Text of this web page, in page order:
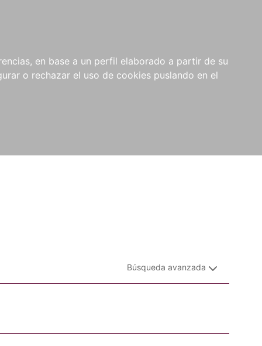
en base a un perfil elaborado a partir de su
o rechazar el uso de cookies puslando en el
NOVEDADES NOTICIAS
COMPRAS
INSTITUCIONALES
Búsqueda avanzada